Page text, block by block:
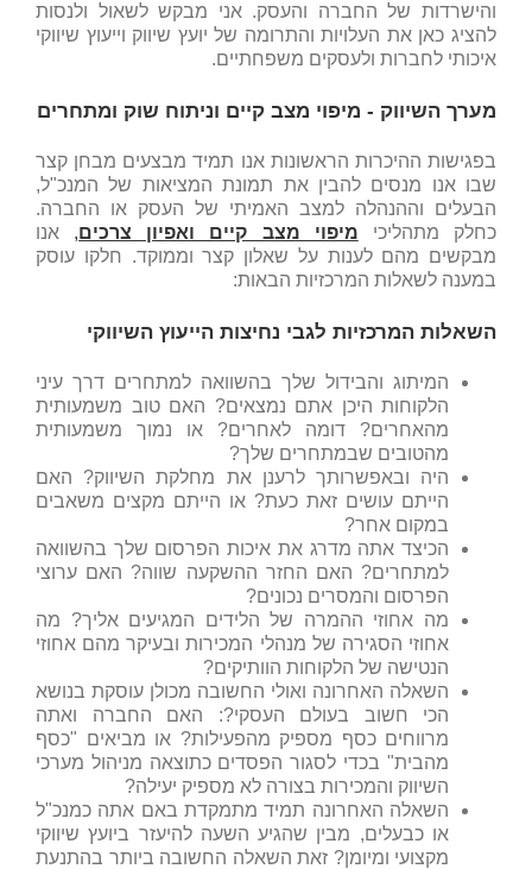
והישרדות של החברה והעסק. אני מבקש לשאול ולנסות
להציג כאן את העלויות והתרומה של יועץ שיווק וייעוץ שיווקי
איכותי לחברות ולעסקים משפחתיים.
מערך השיווק - מיפוי מצב קיים וניתוח שוק ומתחרים
בפגישות ההיכרות הראשונות אנו תמיד מבצעים מבחן קצר
שבו אנו מנסים להבין את תמונת המציאות של המנכ"ל,
הבעלים וההנהלה למצב האמיתי של העסק או החברה.
כחלק מתהליכי מיפוי מצב קיים ואפיון צרכים, אנו
מבקשים מהם לענות על שאלון קצר וממוקד. חלקו עוסק
במענה לשאלות המרכזיות הבאות:
השאלות המרכזיות לגבי נחיצות הייעוץ השיווקי
המיתוג והבידול שלך בהשוואה למתחרים דרך עיני
הלקוחות היכן אתם נמצאים? האם טוב משמעותית
מהאחרים? דומה לאחרים? או נמוך משמעותית
מהטובים שבמתחרים שלך?
היה ובאפשרותך לרענן את מחלקת השיווק? האם
הייתם עושים זאת כעת? או הייתם מקצים משאבים
במקום אחר?
הכיצד אתה מדרג את איכות הפרסום שלך בהשוואה
למתחרים? האם החזר ההשקעה שווה? האם ערוצי
הפרסום והמסרים נכונים?
מה אחוזי ההמרה של הלידים המגיעים אליך? מה
אחוזי הסגירה של מנהלי המכירות ובעיקר מהם אחוזי
הנטישה של הלקוחות הוותיקים?
השאלה האחרונה ואולי החשובה מכולן עוסקת בנושא
הכי חשוב בעולם העסקי?: האם החברה ואתה
מרווחים כסף מספיק מהפעילות? או מביאים "כסף
מהבית" בכדי לסגור הפסדים כתוצאה מניהול מערכי
השיווק והמכירות בצורה לא מספיק יעילה?
השאלה האחרונה תמיד מתמקדת באם אתה כמנכ"ל
או כבעלים, מבין שהגיע השעה להיעזר ביועץ שיווקי
מקצועי ומיומן? זאת השאלה החשובה ביותר בהתנעת